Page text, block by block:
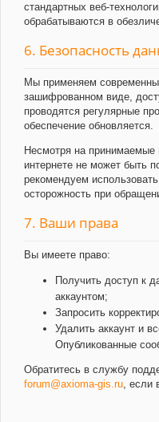
стандартных веб-
обрабатываются в
6. Безопасность
Мы применяем
зашифрованном виде,
проводятся регулярные
обеспечение обновляется.
Несмотря на принимаемые
интернете не может быть
рекомендуем
осторожность при
7. Ваши права
Вы имеете право:
Получить доступ к
аккаунтом;
Запросить
Удалить аккаунт и
Опубликованные
Обратитесь в службу
forum@axioma-gis.ru ,